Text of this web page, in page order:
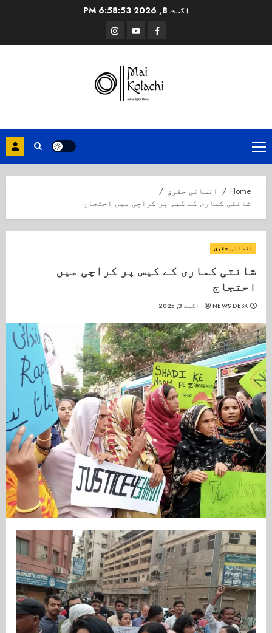
اگست 8, 2026 6:58:54 PM
Facebook
Youtube
Instagram
Primary
Menu
Home
انسانی حقوق
شانتی کماری کے کیس پر کراچی میں احتجاج
انسانی حقوق
شانتی کماری کے کیس پر کراچی میں
احتجاج
NEWS DESK اگست 3, 2025